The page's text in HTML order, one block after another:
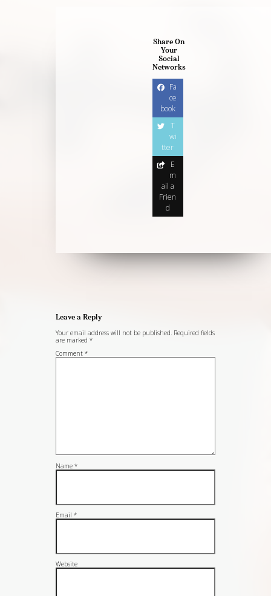
Share On
Your
Social
Networks
Fa
ce
book
T
wi
tter
E
m
ail a
Frien
d
Leave a Reply
Your email address will not be published. Required fields
are marked *
Comment *
Name *
Email *
Website